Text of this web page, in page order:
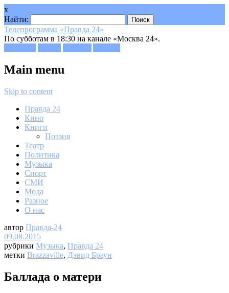
x
Найти:
Телепрограмма «Правда 24»
По субботам в 18:30 на канале «Москва 24».
Main menu
Skip to content
Правда 24
Кино
Книги
Поэзия
Театр
Политика
Музыка
Спорт
СМИ
Мода
Разное
О нас
автор Правда-24
09.08.2015
рубрики Музыка, Правда 24
метки Brazzaville, Дэвид Браун
Баллада о матери